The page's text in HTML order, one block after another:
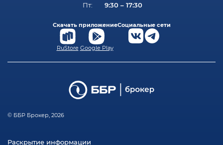
Пт: 9:30 – 17:30
Скачать приложение
RuStore Google Play
Социальные сети
© ББР Брокер, 2026
Раскрытие информации